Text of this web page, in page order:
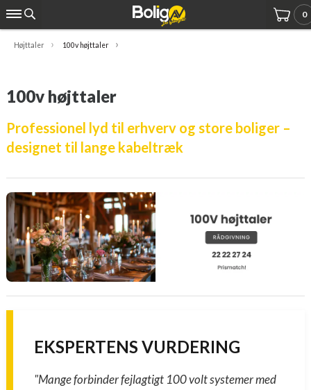
0
Højttaler 100v højttaler
100v højttaler
Professionel lyd til erhverv og store boliger –
designet til lange kabeltræk
EKSPERTENS VURDERING
"Mange forbinder fejlagtigt 100 volt systemer med